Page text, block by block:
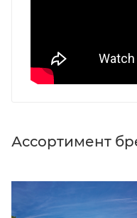
Ассортимент